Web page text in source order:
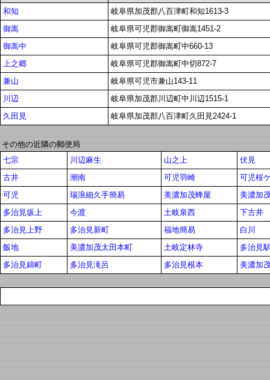
和知
岐阜県加茂郡八百津町和知1613-3
御嵩
岐阜県可児郡御嵩町御嵩1451-2
御嵩中
岐阜県可児郡御嵩町中660-13
上之郷
岐阜県可児郡御嵩町中切872-7
兼山
岐阜県可児市兼山143-11
川辺
岐阜県加茂郡川辺町中川辺1515-1
久田見
岐阜県加茂郡八百津町久田見2424-1
その他の近隣の郵便局
七宗
川辺麻生 山之上
伏見
古井
潮南 可児羽崎
可児桜
可児
瑞浪細久手簡易 美濃加茂蜂屋
美濃加
多治見坂上
今渡 土岐泉西
下古井
多治見上野
多治見新町 福地簡易
白川
飯地
美濃加茂太田本町 土岐定林寺
多治見
多治見錦町
多治見滝呂 多治見根本 美濃加